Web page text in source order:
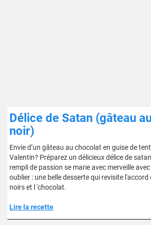
Délice de Satan (gâteau
noir)
Envie d’un gâteau au chocolat en guise de
Valentin? Préparez un délicieux délice de
rempli de passion se marie avec merveille
oublier : une belle desserte qui revisite
noirs et l 'chocolat.
Lire la recette